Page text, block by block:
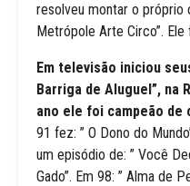
resolveu montar o próprio
Metrópole Arte Circo”. Ele
Em televisão iniciou
Barriga de Aluguel”, na
ano ele foi campeão
91 fez: ” O Dono do
um episódio de: ” Você
Gado”. Em 98: ” Alma de